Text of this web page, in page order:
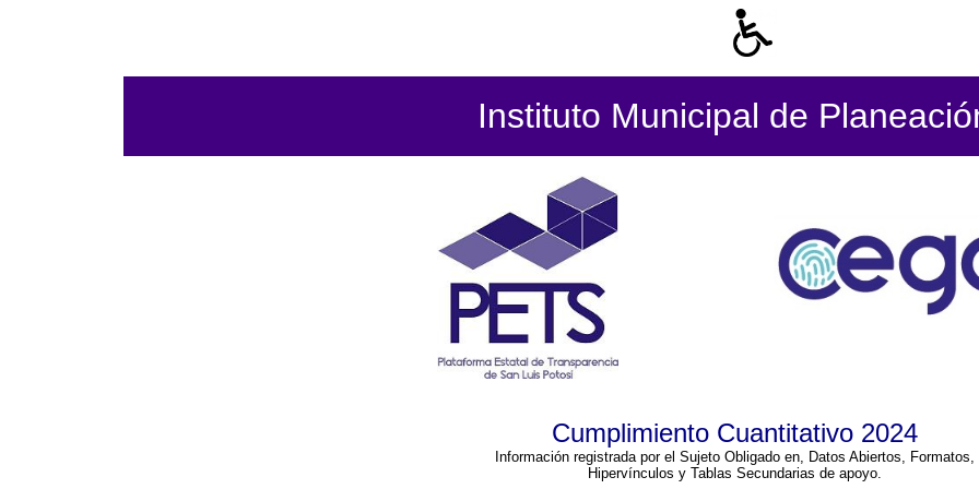
Instituto Municipal de
Cumplimiento Cuantitativo 2024
Información registrada por el Sujeto Obligado en, Datos Abiertos, Formatos,
Hipervínculos y Tablas Secundarias de apoyo.